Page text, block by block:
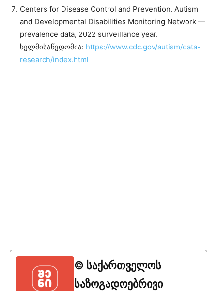
Centers for Disease Control and Prevention. Autism
and Developmental Disabilities Monitoring Network —
prevalence data, 2022 surveillance year.
ხელმისაწვდომია: https://www.cdc.gov/autism/data-
research/index.html
© საქართველოს
საზოგადოებრივი